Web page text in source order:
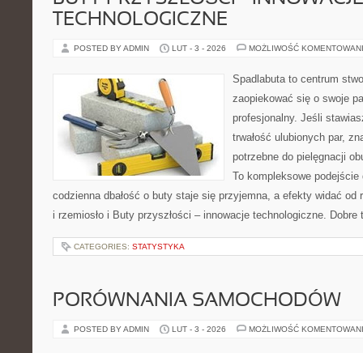
TECHNOLOGICZNE
POSTED BY ADMIN LUT - 3 - 2026 MOŻLIWOŚĆ
Spadlabuta to centrum
zaopiekować się o swoje
profesjonalny. Jeśli
trwałość ulubionych par,
potrzebne do pielęgnacji
To kompleksowe
codzienna dbałość o buty staje się przyjemna, a efekty widać od
i rzemiosło i Buty przyszłości – innowacje technologiczne.
CATEGORIES: STATYSTYKA
PORÓWNANIA SAMOCHODÓW
POSTED BY ADMIN LUT - 3 - 2026 MOŻLIWOŚĆ